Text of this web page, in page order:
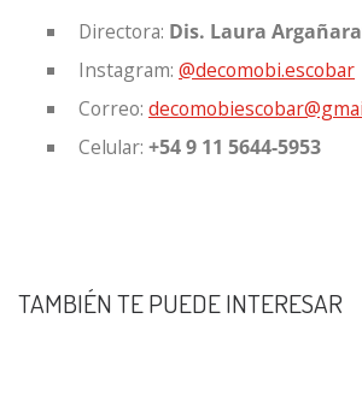
Directora: Dis. Laura
Instagram: @decomobi.escobar
Correo:
Celular: +54 9 11 5644-5953
TAMBIÉN TE PUEDE INTERESAR